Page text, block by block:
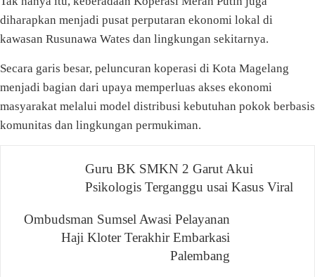
diharapkan menjadi pusat perputaran ekonomi lokal di
kawasan Rusunawa Wates dan lingkungan sekitarnya.
Secara garis besar, peluncuran koperasi di Kota Magelang
menjadi bagian dari upaya memperluas akses ekonomi
masyarakat melalui model distribusi kebutuhan pokok berbasis
komunitas dan lingkungan permukiman.
NavigasiGuru BK SMKN 2 Garut Akui
Psikologis Terganggu usai Kasus Viral
Ombudsman Sumsel Awasi Pelayanan
Haji Kloter Terakhir Embarkasi
Palembang